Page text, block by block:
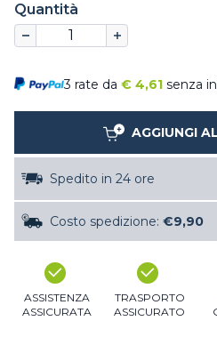
Quantità
3 rate da € 4,61 senza
AGGIUNGI
Spedito in 24 ore
Costo spedizione: €9,90
ASSISTENZA
ASSICURATA
TRASPORTO
ASSICURATO